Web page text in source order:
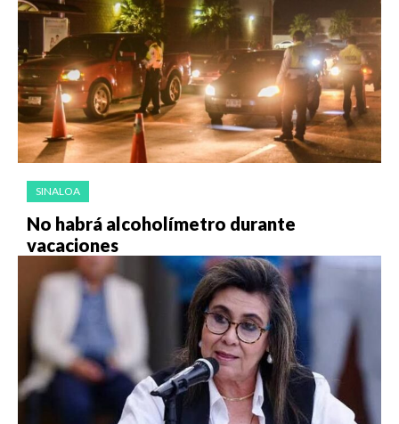
SINALOA
No habrá alcoholímetro durante
vacaciones